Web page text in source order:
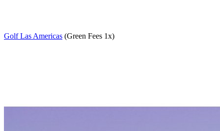
Golf Las Americas (Green Fees 1x)